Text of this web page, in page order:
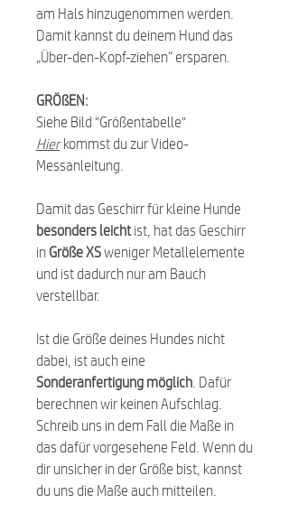
am Hals hinzugenommen werden.
Damit kannst du deinem Hund das
„Über-den-Kopf-ziehen“ ersparen.
GRÖßEN:
Siehe Bild "Größentabelle"
Hierkommst du zur Video-
Messanleitung.
Damit das Geschirr für kleine Hunde
besonders leichtist, hat das Geschirr
in Größe XSweniger Metallelemente
und ist dadurch nur am Bauch
verstellbar.
Ist die Größe deines Hundes nicht
dabei, ist auch eine
Sonderanfertigung möglich . Dafür
berechnen wir keinen Aufschlag.
Schreib uns in dem Fall die Maße in
das dafür vorgesehene Feld. Wenn du
dir unsicher in der Größe bist, kannst
du uns die Maße auch mitteilen.